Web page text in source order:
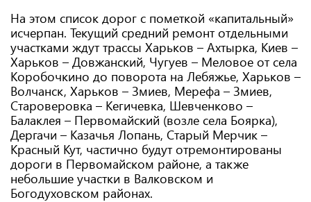
На этом список дорог с пометкой «капитальный»
исчерпан. Текущий средний ремонт отдельными
участками ждут трассы Харьков – Ахтырка, Киев –
Харьков – Довжанский, Чугуев – Меловое от села
Коробочкино до поворота на Лебяжье, Харьков –
Волчанск, Харьков – Змиев, Мерефа – Змиев,
Староверовка – Кегичевка, Шевченково –
Балаклея – Первомайский (возле села Боярка),
Дергачи – Казачья Лопань, Старый Мерчик –
Красный Кут, частично будут отремонтированы
дороги в Первомайском районе, а также
небольшие участки в Валковском и
Богодуховском районах.